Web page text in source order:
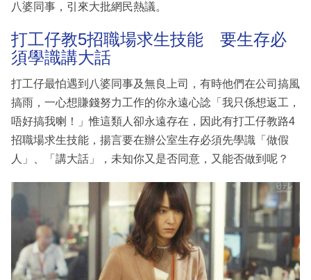
八婆同事，引來大批網民熱議。
打工仔教5招職場求生技能 要生存必
須學識講大話
打工仔最怕遇到八婆同事及無良上司，有時他們在公司搞風
搞雨，一心想賺錢努力工作的你永遠心諗「我只係想返工，
唔好搞我喇！」惟這類人卻永遠存在，因此有打工仔教路4
招職場求生技能，揚言要在辦公室生存必須先學識「做假
人」、「講大話」，未知你又是否同意，又能否做到呢？